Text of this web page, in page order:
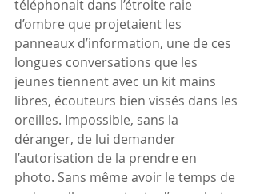
téléphonait dans l’étroite raie
d’ombre que projetaient les
panneaux d’information, une de ces
longues conversations que les
jeunes tiennent avec un kit mains
libres, écouteurs bien vissés dans les
oreilles. Impossible, sans la
déranger, de lui demander
l’autorisation de la prendre en
photo. Sans même avoir le temps de